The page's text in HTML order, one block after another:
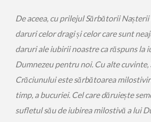
De aceea, cu prilejul Sărbătorii
daruri celor dragi și celor care sunt
daruri ale iubirii noastre ca răspuns la
Dumnezeu pentru noi. Cu alte cuvinte,
Crăciunului este sărbătoarea
timp, a bucuriei. Cel care dăruiește
sufletul său de iubirea milostivă a lui